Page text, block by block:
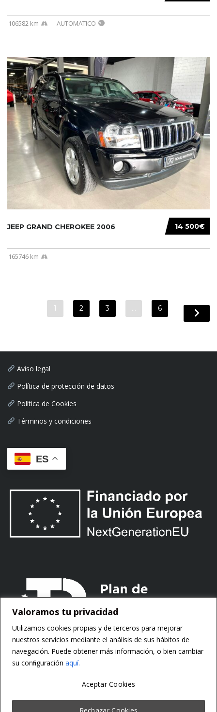
Valoramos tu privacidad
Utilizamos cookies propias y de terceros para mejorar
nuestros servicios mediante el análisis de sus hábitos de
navegación. Puede obtener más información, o bien cambiar
su conﬁguración aquí.
Rechazar Cookies
Aceptar Cookies
106582 km AUTOMATICO
14 500€
JEEP GRAND CHEROKEE 2006
165746 km
1 2 3 … 6
Aviso legal
Política de protección de datos
Política de Cookies
Términos y condiciones
ES